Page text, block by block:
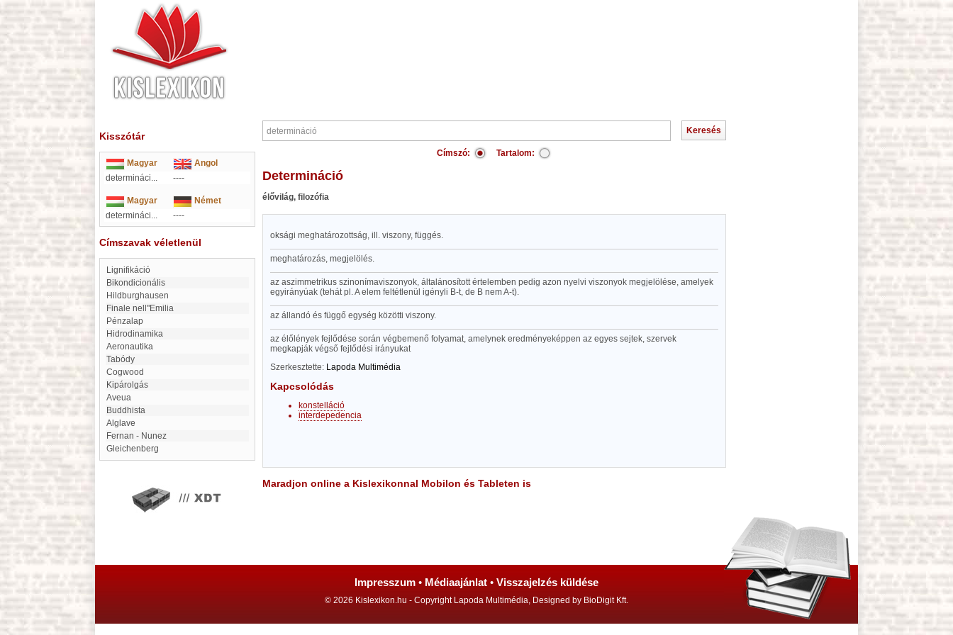
Kisszótár
Magyar
Angol
determináci...
----
Magyar
Német
determináci...
----
Címszavak véletlenül
lignifikáció
Bikondicionális
Hildburghausen
Finale nell"Emilia
Pénzalap
Hidrodinamika
aeronautika
Tabódy
Cogwood
Kipárolgás
Aveua
buddhista
Alglave
Fernan - Nunez
Gleichenberg
Címszó: Tartalom:
determináció
élővilág, filozófia
oksági meghatározottság, ill. viszony, függés.
meghatározás, megjelölés.
az aszimmetrikus szinonímaviszonyok, általánosított értelemben pedig azon nyelvi viszonyok megjelölése, amelyek
egyirányúak (tehát pl. A elem feltétlenül igényli B-t, de B nem A-t).
az állandó és függő egység közötti viszony.
az élőlények fejlődése során végbemenő folyamat, amelynek eredményeképpen az egyes sejtek, szervek
megkapják végső fejIődési irányukat
Szerkesztette: Lapoda Multimédia
Kapcsolódás
konstelláció
interdepedencia
Maradjon online a Kislexikonnal Mobilon és Tableten is
Impresszum • Médiaajánlat • Visszajelzés küldése
© 2026 Kislexikon.hu - Copyright Lapoda Multimédia, Designed by BioDigit Kft.